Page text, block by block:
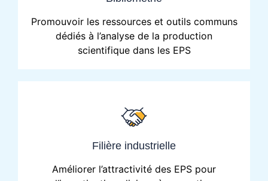
Promouvoir les ressources et outils communs
dédiés à l’analyse de la production
scientifique dans les EPS
Filière industrielle
Améliorer l’attractivité des EPS pour